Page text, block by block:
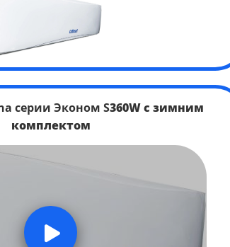
серии Эконом S360W с зимним
комплектом